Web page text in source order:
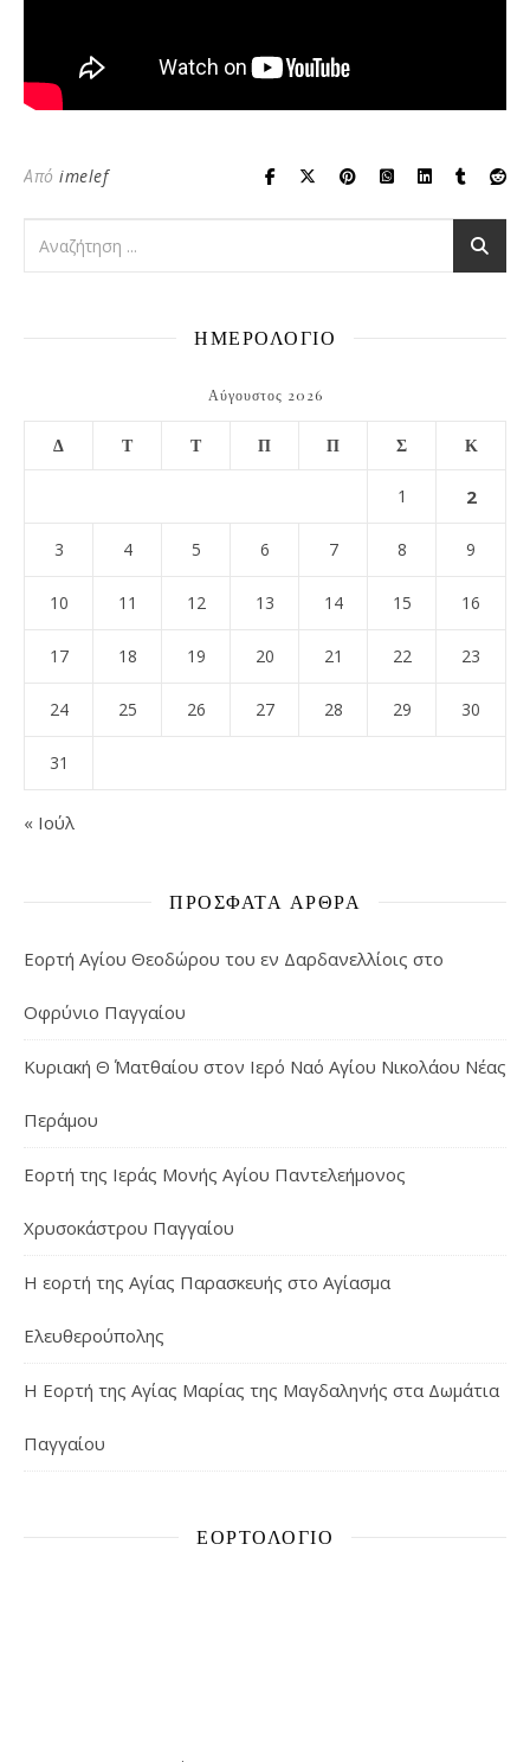
Από imelef
ΗΜΕΡΟΛΟΓΙΟ
Αύγουστος 2026
Δ Τ Τ Π Π Σ Κ
1 2
3 4 5 6 7 8 9
10 11 12 13 14 15 16
17 18 19 20 21 22 23
24 25 26 27 28 29 30
31
« Ιούλ
ΠΡΌΣΦΑΤΑ ΆΡΘΡΑ
Εορτή Αγίου Θεοδώρου του εν Δαρδανελλίοις στο
Οφρύνιο Παγγαίου
Κυριακή Θ΄ Ματθαίου στον Ιερό Ναό Αγίου Νικολάου Νέας
Περάμου
Εορτή της Ιεράς Μονής Αγίου Παντελεήμονος
Χρυσοκάστρου Παγγαίου
Η εορτή της Αγίας Παρασκευής στο Αγίασμα
Ελευθερούπολης
H Εορτή της Αγίας Μαρίας της Μαγδαληνής στα Δωμάτια
Παγγαίου
ΕΟΡΤΟΛΌΓΙΟ